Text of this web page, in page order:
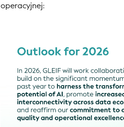
operacyjnej: